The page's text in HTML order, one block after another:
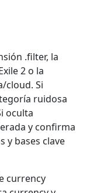
.filter, la
2 o la
cloud. Si
ruidosa
oculta
y confirma
y bases clave
currency